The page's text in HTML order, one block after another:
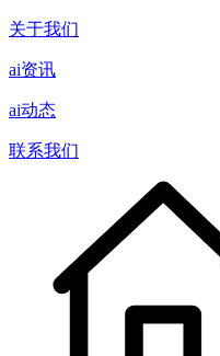
关于我们
ai资讯
ai动态
联系我们